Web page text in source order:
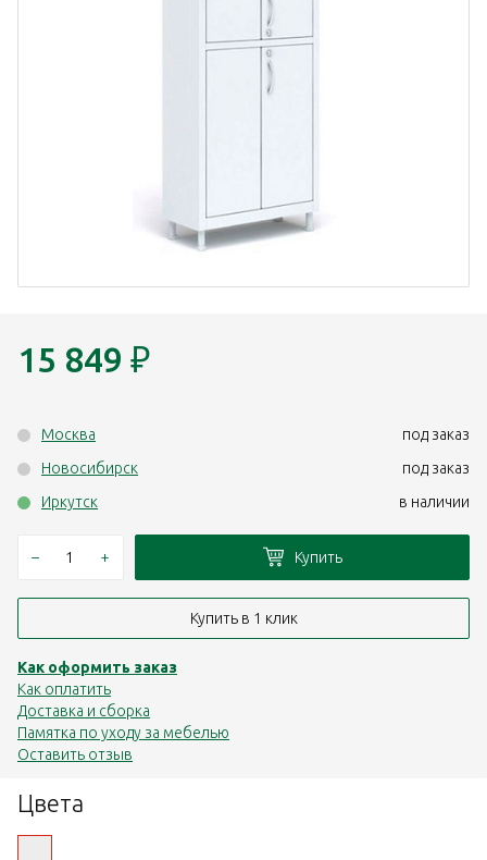
Цвета
15 849 ₽
Москва
под заказ
Новосибирск
под заказ
Иркутск
в наличии
– + Купить
Купить в 1 клик
Как оформить заказ
Как оплатить
Доставка и сборка
Памятка по уходу за мебелью
Оставить отзыв